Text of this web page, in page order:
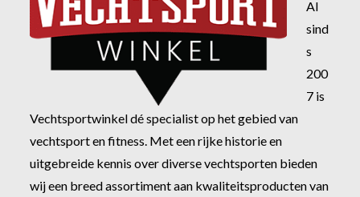
Al
sind
s
200
7 is
Vechtsportwinkel dé specialist op het gebied van
vechtsport en fitness. Met een rijke historie en
uitgebreide kennis over diverse vechtsporten bieden
wij een breed assortiment aan kwaliteitsproducten van